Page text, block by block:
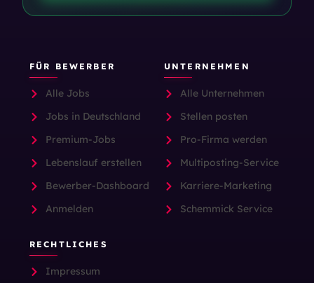
FÜR BEWERBER
Alle Jobs
Jobs in Deutschland
Premium-Jobs
Lebenslauf erstellen
Bewerber-Dashboard
Anmelden
UNTERNEHMEN
Alle Unternehmen
Stellen posten
Pro-Firma werden
Multiposting-Service
Karriere-Marketing
Schemmick Service
RECHTLICHES
Impressum